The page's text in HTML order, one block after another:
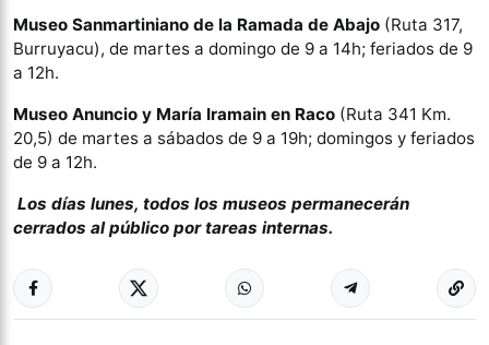
Museo Sanmartiniano de la Ramada de Abajo (Ruta 317,
Burruyacu), de martes a domingo de 9 a 14h; feriados de 9
a 12h.
Museo Anuncio y María Iramain en Raco (Ruta 341 Km.
20,5) de martes a sábados de 9 a 19h; domingos y feriados
de 9 a 12h.
Los días lunes, todos los museos permanecerán
cerrados al público por tareas internas.